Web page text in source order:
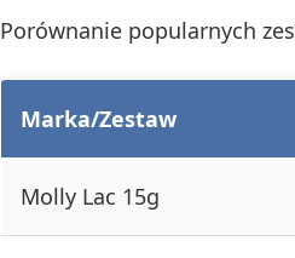
Porównanie popularnych
Marka/Zestaw
Molly Lac 15g